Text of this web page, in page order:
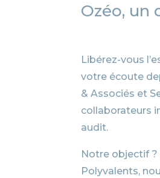
Ozéo, un
Libérez-vous
votre écoute
& Associés et
collaborateurs
audit.
Notre objectif ?
Polyvalents,